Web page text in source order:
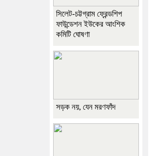
সিলেট-চট্টগ্রাম ফ্রেন্ডশিপ
ফাউন্ডেশন ইউকের আংশিক
কমিটি ঘোষণা
সড়ক নয়, যেন মরণফাঁদ